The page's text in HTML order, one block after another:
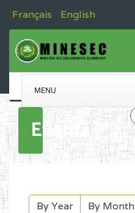
Français English
MENU
Events
By Year By Month